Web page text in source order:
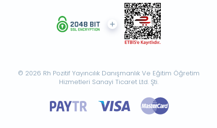
© 2026 Rh Pozitif Yayıncılık Danışmanlık Ve Eğitim Öğretim
Hizmetleri Sanayi Ticaret Ltd. Şti.